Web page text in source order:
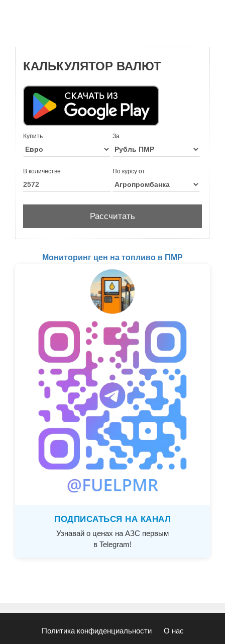
КАЛЬКУЛЯТОР ВАЛЮТ
Купить За
В количестве По курсу от
Мониторинг цен на топливо в ПМР
ПОДПИСАТЬСЯ НА КАНАЛ
Узнавай о ценах на АЗС первым
в Telegram!
Политика конфиденциальности О нас